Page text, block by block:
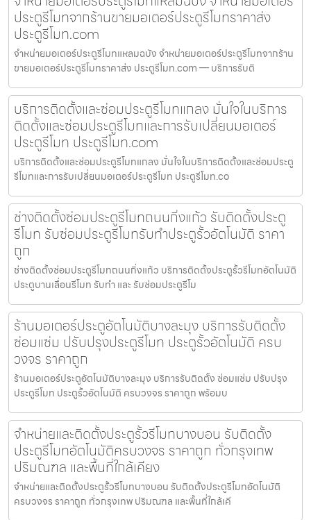
ประตูรีโมทจากร้านขายมอเตอร์ประตูรีโมทราคาส่ง
ประตูรีโมท.com
จำหน่ายมอเตอร์ประตูรีโมทแหลมฉบัง จำหน่ายมอเตอร์ประตูรีโมทจากร้าน
ขายมอเตอร์ประตูรีโมทราคาส่ง ประตูรีโมท.com — บริการรับติ
บริการติดตั้งและซ่อมประตูรีโมทแกลง มั่นใจในบริการ
ติดตั้งและซ่อมประตูรีโมทและการรับเปลี่ยนมอเตอร์
ประตูรีโมท ประตูรีโมท.com
บริการติดตั้งและซ่อมประตูรีโมทแกลง มั่นใจในบริการติดตั้งและซ่อมประตู
รีโมทและการรับเปลี่ยนมอเตอร์ประตูรีโมท ประตูรีโมท.co
ช่างติดตั้งซ่อมประตูรีโมทถนนกิ่งแก้ว รับติดตั้งประตู
รีโมท รับซ่อมประตูรีโมทรับทำประตูรั้วอัตโนมัติ ราคา
ถูก
ช่างติดตั้งซ่อมประตูรีโมทถนนกิ่งแก้ว บริการติดตั้งประตูรั้วรีโมทอัตโนมัติ
ประตูบานเลื่อนรีโมท รับทำ และ รับซ่อมประตูรีโม
ร้านมอเตอร์ประตูอัตโนมัติบางละมุง บริการรับติดตั้ง
ซ่อมแซ่ม ปรับปรุงประตูรีโมท ประตูรั้วอัตโนมัติ ครบ
วงจร ราคาถูก
ร้านมอเตอร์ประตูอัตโนมัติบางละมุง บริการรับติดตั้ง ซ่อมแซ่ม ปรับปรุง
ประตูรีโมท ประตูรั้วอัตโนมัติ ครบวงจร ราคาถูก พร้อมบ
จำหน่ายและติดตั้งประตูรั้วรีโมทบางบอน รับติดตั้ง
ประตูรีโมทอัตโนมัติครบวงจร ราคาถูก ทั่วกรุงเทพ
ปริมณฑล และพื้นที่ใกล้เคียง
จำหน่ายและติดตั้งประตูรั้วรีโมทบางบอน รับติดตั้งประตูรีโมทอัตโนมัติ
ครบวงจร ราคาถูก ทั่วกรุงเทพ ปริมณฑล และพื้นที่ใกล้เคี